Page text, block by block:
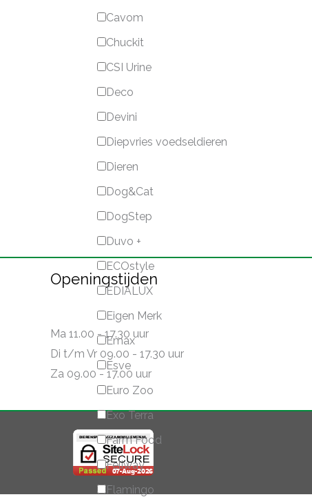
Cavom
Chuckit
CSI Urine
Deco
Devini
Diepvries voedseldieren
Dieren
Dog&Cat
DogStep
Duvo +
ECOstyle
EDIALUX
Eigen Merk
Emax
Esve
Euro Zoo
Exo Terra
Farm Food
Feliway
Flamingo
Openingstijden
Ma 11.00 - 17.30 uur
Di t/m Vr 09.00 - 17.30 uur
Za 09.00 - 17.00 uur